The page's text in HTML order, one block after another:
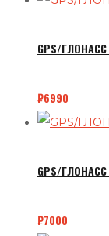
GPS/
₽6990
GPS/ГЛОНАСС
₽7000